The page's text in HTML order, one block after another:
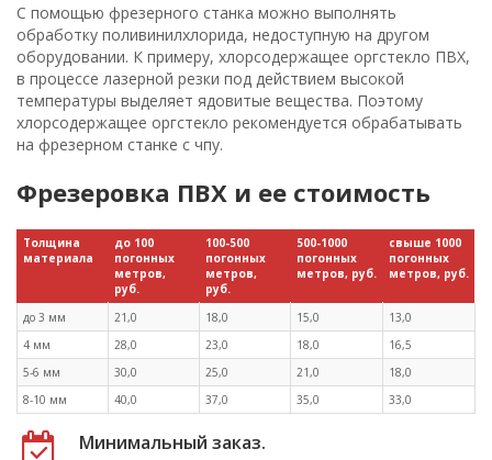
С помощью фрезерного станка можно выполнять
обработку поливинилхлорида, недоступную на другом
оборудовании. К примеру, хлорсодержащее оргстекло ПВХ,
в процессе лазерной резки под действием высокой
температуры выделяет ядовитые вещества. Поэтому
хлорсодержащее оргстекло рекомендуется обрабатывать
на фрезерном станке с чпу.
Фрезеровка ПВХ и ее стоимость
Толщина
материала
до 100
погонных
метров,
руб.
100-500
погонных
метров,
руб.
500-1000
погонных
метров, руб.
свыше 1000
погонных
метров, руб.
до 3 мм 21,0 18,0 15,0
13,0
4 мм
28,0 23,0 18,0
16,5
5-6 мм
30,0 25,0 21,0
18,0
8-10 мм
40,0 37,0 35,0 33,0
Минимальный заказ.